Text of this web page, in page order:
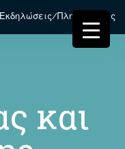
Εκδηλώσεις/Πληροφορίες